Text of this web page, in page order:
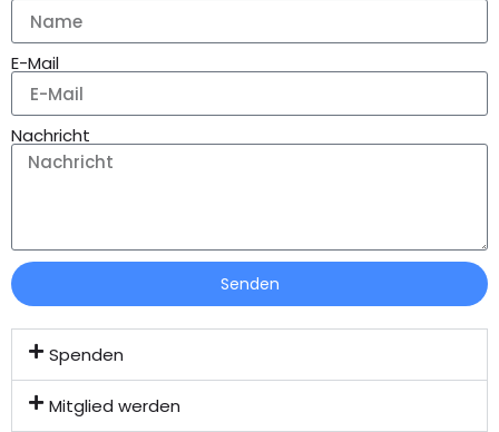
E-Mail
Nachricht
Senden
Spenden
Mitglied werden